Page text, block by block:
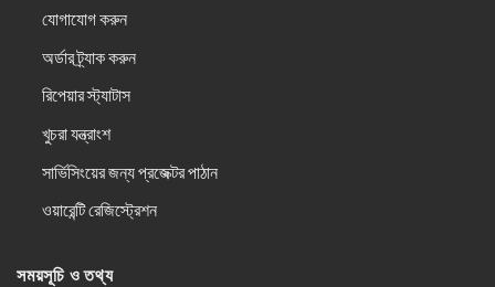
যোগাযোগ করুন
অর্ডার ট্র্যাক করুন
রিপেয়ার স্ট্যাটাস
খুচরা যন্ত্রাংশ
সার্ভিসিংয়ের জন্য প্রজেক্টর পাঠান
ওয়ারেন্টি রেজিস্ট্রেশন
সময়সূচি ও তথ্য